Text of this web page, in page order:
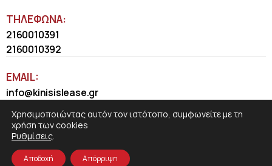
ΤΗΛΈΦΩΝΑ:
2160010391
2160010392
EMAIL:
info@kinisislease.gr
Χρησιμοποιώντας αυτόν τον ιστότοπο, συμφωνείτε με τη
χρήση των cookies
Ρυθμίσεις.
Αποδοχή Απόρριψη